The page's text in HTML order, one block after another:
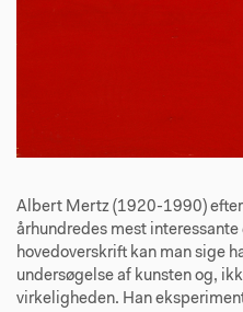
Albert Mertz (1920-1990)
århundredes mest
hovedoverskrift kan man sige
undersøgelse af kunsten og,
virkeligheden. Han